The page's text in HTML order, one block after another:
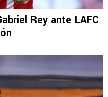
Rey ante LAFC